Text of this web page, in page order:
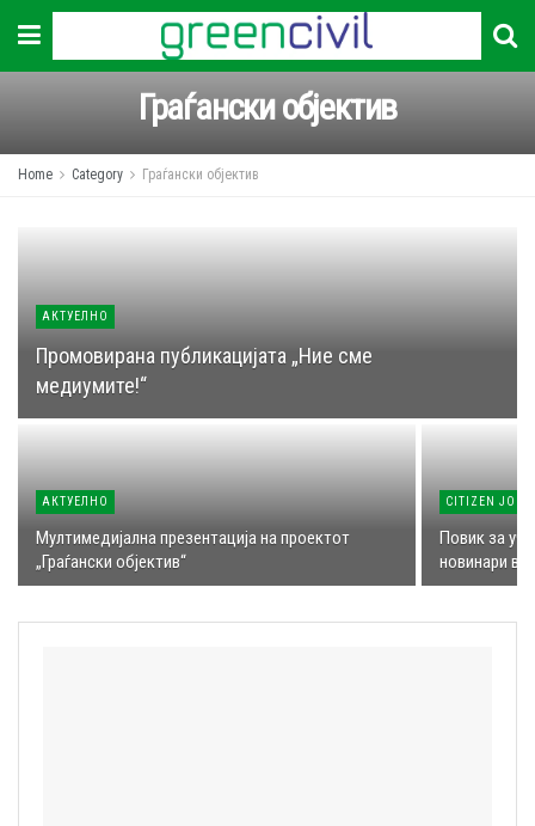
Граѓански објектив
Home Category Граѓански објектив
АКТУЕЛНО
Промовирана публикацијата „Ние сме
медиумите!“
АКТУЕЛНО
Мултимедијална презентација на проектот
„Граѓански објектив“
CITIZEN
Повик за
новинари во